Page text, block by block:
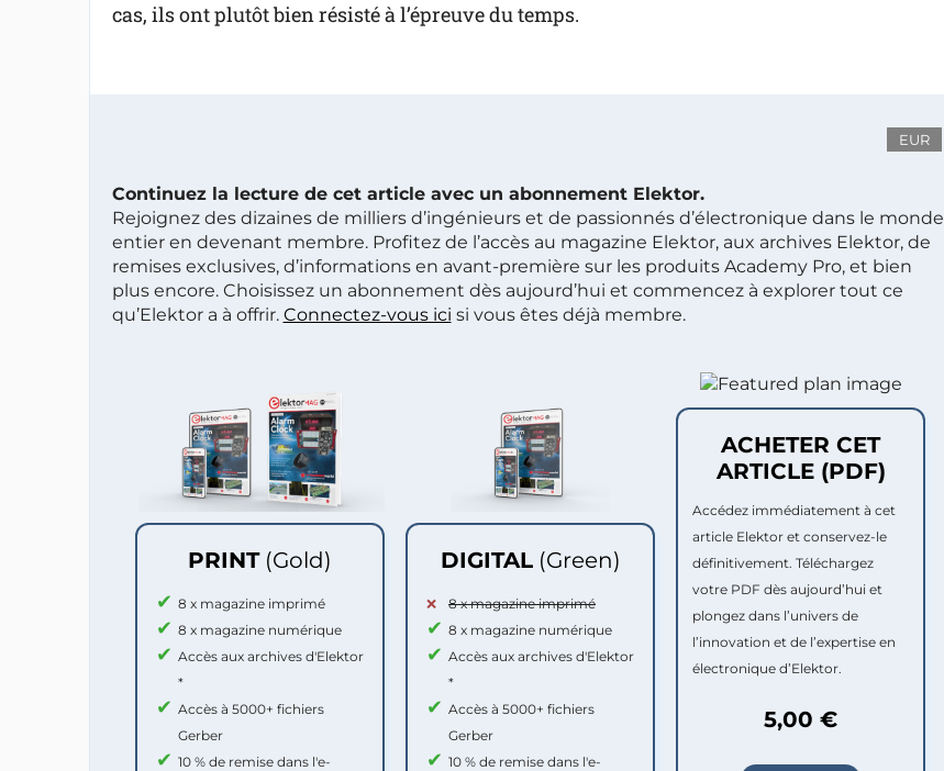
cas, ils ont plutôt bien résisté à l’épreuve du temps.
EUR
Continuez la lecture de cet article avec un abonnement Elektor.
Rejoignez des dizaines de milliers d’ingénieurs et de passionnés d’électronique dans le monde
entier en devenant membre. Profitez de l’accès au magazine Elektor, aux archives Elektor, de
remises exclusives, d’informations en avant-première sur les produits Academy Pro, et bien
plus encore. Choisissez un abonnement dès aujourd’hui et commencez à explorer tout ce
qu’Elektor a à offrir. Connectez-vous ici si vous êtes déjà membre.
PRINT (Gold)
8 x magazine imprimé
8 x magazine numérique
Accès aux archives d'Elektor
*
Accès à 5000+ fichiers
Gerber
10 % de remise dans l'e-
DIGITAL (Green)
8 x magazine imprimé
8 x magazine numérique
Accès aux archives d'Elektor
*
Accès à 5000+ fichiers
Gerber
10 % de remise dans l'e-
ACHETER CET
ARTICLE (PDF)
Accédez immédiatement à cet
article Elektor et conservez-le
définitivement. Téléchargez
votre PDF dès aujourd’hui et
plongez dans l’univers de
l’innovation et de l’expertise en
électronique d’Elektor.
5,00 €